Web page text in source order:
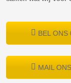
BEL ONS
MAIL